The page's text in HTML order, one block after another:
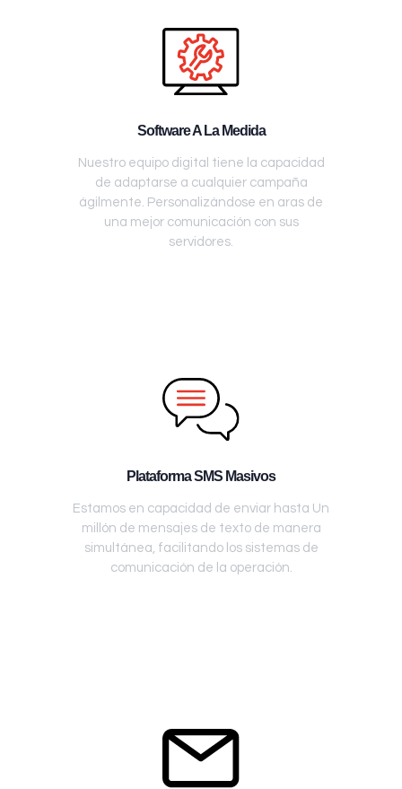
Software A La Medida
Nuestro equipo digital tiene la capacidad
de adaptarse a cualquier campaña
ágilmente. Personalizándose en aras de
una mejor comunicación con sus
servidores.
Plataforma SMS Masivos
Estamos en capacidad de enviar hasta Un
millón de mensajes de texto de manera
simultánea, facilitando los sistemas de
comunicación de la operación.